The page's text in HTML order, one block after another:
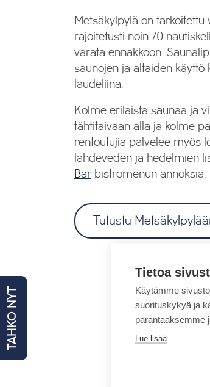
TAHKO NYT
Metsäkylpylä on tarkoitettu
rajoitetusti noin 70
varata ennakkoon.
saunojen ja altaiden käyttö
laudeliina.
Kolme erilaista saunaa ja
tähtitaivaan alla ja kolme
rentoutujia palvelee myös
lähdeveden ja hedelmien
Barbistromenun annoksia.
Tutustu
Tietoa
Käytämme
suorituskykyä ja
parantaaksemme
Lue lisää